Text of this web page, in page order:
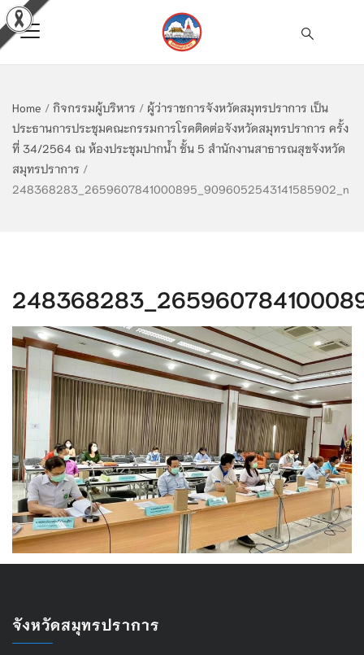
Home / กิจกรรมผู้บริหาร / ผู้ว่าราชการจังหวัดสมุทรปราการ เป็น
ประธานการประชุมคณะกรรมการโรคติดต่อจังหวัดสมุทรปราการ ครั้ง
ที่ 34/2564 ณ ห้องประชุมปากน้ำ ชั้น 5 สำนักงานสาธารณสุขจังหวัด
สมุทรปราการ /
248368283_2659607841000895_9096052543141585902_n
จังหวัดสมุทรปราการ